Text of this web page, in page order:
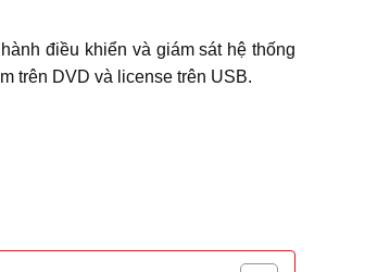
điều khiển và giám sát hệ thống
trên DVD và license trên USB.